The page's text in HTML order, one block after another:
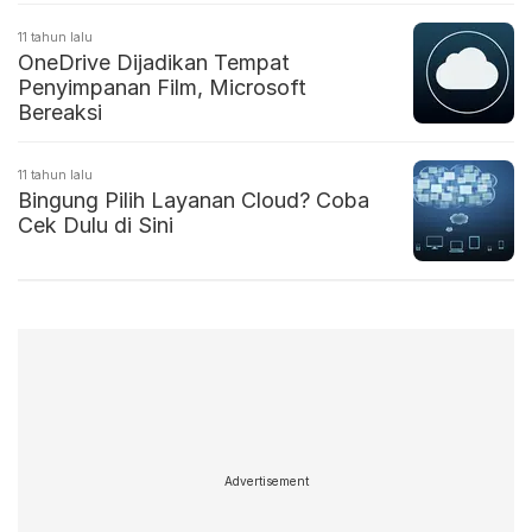
11 tahun lalu
OneDrive Dijadikan Tempat
Penyimpanan Film, Microsoft
Bereaksi
11 tahun lalu
Bingung Pilih Layanan Cloud? Coba
Cek Dulu di Sini
Advertisement